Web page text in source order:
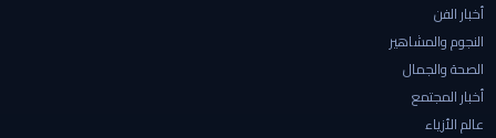
أخبار الفن
النجوم والمشاهير
الصحة والجمال
أخبار المجتمع
عالم الأزياء